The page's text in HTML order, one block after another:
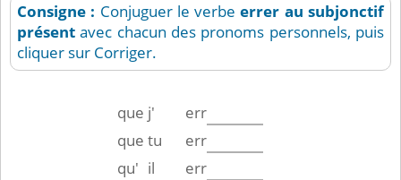
Consigne : Conjuguer le verbeerrer au subjonctif
présent avec chacun des pronoms personnels, puis
cliquer sur Corriger.
que j'
err
que tu
err
qu' il
err